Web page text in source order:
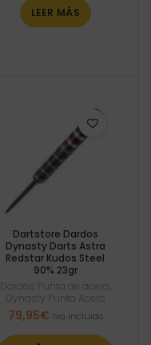
LEER MÁS
Dartstore Dardos
Dynasty Darts Astra
Redstar Kudos Steel
90% 23gr
Dardos Punta de acero
Dynasty Punta Acero
79,95€ Iva incluido